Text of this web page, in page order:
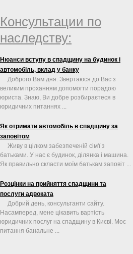
Консультации по
наследству:
Нюанси вступу в спадщину на будинок і
автомобіль, вклад у банку
Доброго Вам дня. Звертаюся до Вас з
великим проханням допомогти порадою
юриста. Знаю, Ви добре розбираєтеся в
юридичних питаннях ...
Як отримати автомобіль в спадщину за
заповітом
Живу в цілком забезпеченій сім'ї з
батьками. У нас є будинок, ділянка і машина.
Як правильно скласти моїм батькам заповіт ...
Розцінки на прийняття спадщини та
послуги адвоката
Добрий день, консультанти сайту.
Насамперед, мене цікавить вартість
юридичних послуг на спадщину в Києві. Моє
питання банальне ...